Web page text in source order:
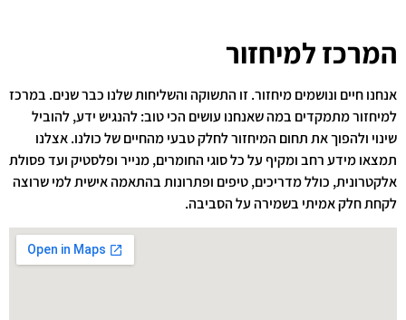
המרכז למיחזור
אנחנו חיים ונושמים מיחזור. זו התשוקה והשליחות שלנו כבר שנים. במרכז
למיחזור מתמקדים במה שאנחנו עושים הכי טוב: להנגיש ידע, להוביל
שינוי ולהפוך את תחום המיחזור לחלק טבעי מהחיים של כולנו. אצלנו
תמצאו מידע רחב ומקיף על כל סוגי החומרים, מנייר ופלסטיק ועד פסולת
אלקטרונית, כולל מדריכים, טיפים ופתרונות בהתאמה אישית למי שרוצה
לקחת חלק אמיתי בשמירה על הסביבה.